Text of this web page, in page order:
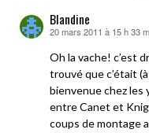
Blandine
dit :
20 mars 2011 à 15 h 33
Oh la vache! c’est
trouvé que c’était
bienvenue chez les
entre Canet et
coups de montage